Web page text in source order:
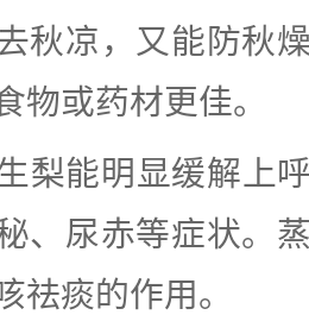
秋凉，又能防秋
物或药材更佳。
梨能明显缓解上
、尿赤等症状。
祛痰的作用。